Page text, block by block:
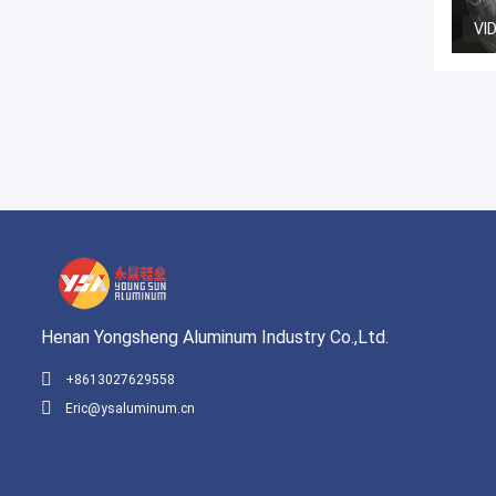
Henan Yongsheng Aluminum Industry Co.,Ltd.
+8613027629558
Eric@ysaluminum.cn